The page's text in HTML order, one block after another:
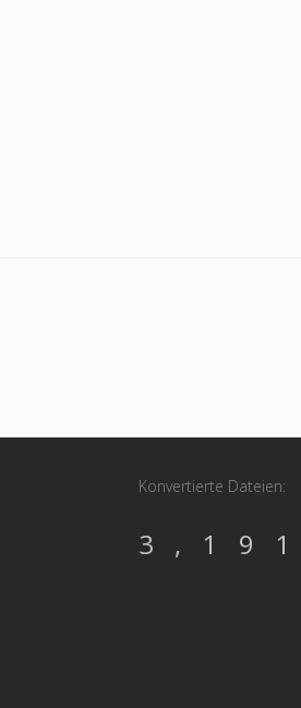
Konvertierte Dateien: